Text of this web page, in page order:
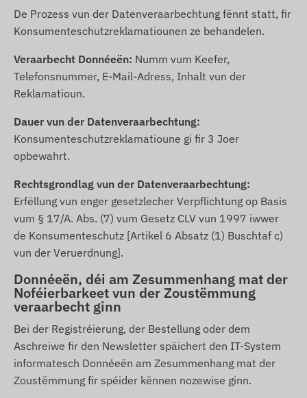
De Prozess vun der Datenveraarbechtung fënnt statt, fir
Konsumenteschutzreklamatiounen ze behandelen.
Veraarbecht Donnéeën: Numm vum Keefer,
Telefonsnummer, E-Mail-Adress, Inhalt vun der
Reklamatioun.
Dauer vun der Datenveraarbechtung:
Konsumenteschutzreklamatioune gi fir 3 Joer
opbewahrt.
Rechtsgrondlag vun der Datenveraarbechtung:
Erfëllung vun enger gesetzlecher Verpflichtung op Basis
vum § 17/A. Abs. (7) vum Gesetz CLV vun 1997 iwwer
de Konsumenteschutz [Artikel 6 Absatz (1) Buschtaf c)
vun der Veruerdnung].
Donnéeën, déi am Zesummenhang mat der
Noféierbarkeet vun der Zoustëmmung
veraarbecht ginn
Bei der Registréierung, der Bestellung oder dem
Aschreiwe fir den Newsletter späichert den IT-System
informatesch Donnéeën am Zesummenhang mat der
Zoustëmmung fir spéider kënnen nozewise ginn.